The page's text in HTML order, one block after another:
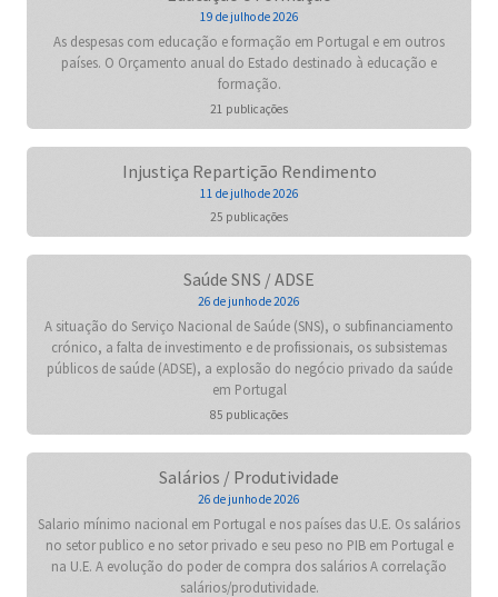
19 de julho de 2026
As despesas com educação e formação em Portugal e em outros
países. O Orçamento anual do Estado destinado à educação e
formação.
21 publicações
Injustiça Repartição Rendimento
11 de julho de 2026
25 publicações
Saúde SNS / ADSE
26 de junho de 2026
A situação do Serviço Nacional de Saúde (SNS), o subfinanciamento
crónico, a falta de investimento e de profissionais, os subsistemas
públicos de saúde (ADSE), a explosão do negócio privado da saúde
em Portugal
85 publicações
Salários / Produtividade
26 de junho de 2026
Salario mínimo nacional em Portugal e nos países das U.E. Os salários
no setor publico e no setor privado e seu peso no PIB em Portugal e
na U.E. A evolução do poder de compra dos salários A correlação
salários/produtividade.